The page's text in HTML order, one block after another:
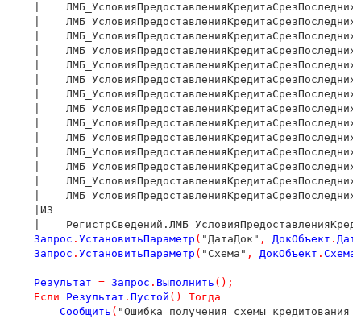
|
|
|
|
|
|
|
|
|
|
|
|
|
|
    |ИЗ
|
Запрос . УстановитьПараметр ( "ДатаДок" , ДокОбъект .
Запрос . УстановитьПараметр ( "Схема" , ДокОбъект .
Результат = Запрос . Выполнить ();
Если
Результат . Пустой ()
Тогда
Сообщить ( "Ошибка получения схемы